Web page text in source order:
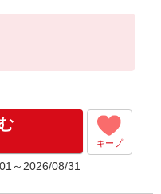
キープ
～2026/08/31